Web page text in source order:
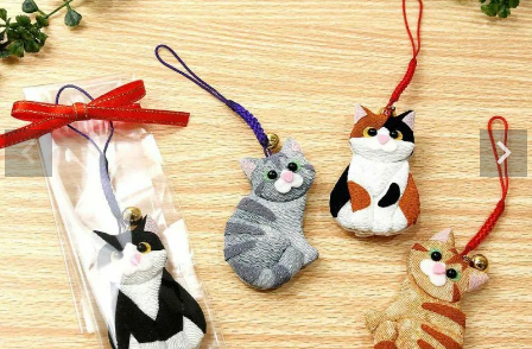
すべての商品
新着商品
診断チャート
ジャンルで選ぶ
レビューを見る